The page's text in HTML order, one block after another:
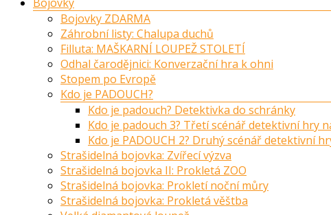
Bojovky ZDARMA
Záhrobní listy: Chalupa duchů
Filluta: MAŠKARNÍ LOUPEŽ STOLETÍ
Odhal čarodějnici: Konverzační hra k ohni
Stopem po Evropě
Kdo je PADOUCH?
Kdo je padouch? Detektivka do schránky
Kdo je padouch 3? Třetí scénář detektivní hry
Kdo je PADOUCH 2? Druhý scénář detektivní
Strašidelná bojovka: Zvířecí výzva
Strašidelná bojovka II: Prokletá ZOO
Strašidelná bojovka: Prokletí noční můry
Strašidelná bojovka: Prokletá věštba